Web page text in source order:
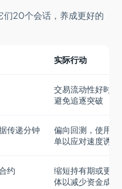
们20个会话，养成更好的
实际行动
交易流动性好时段
避免追逐突破
传递分钟
偏向回测，使用限
单以应对速度诱惑
约
缩短持有期或更换
体以减少资金成本